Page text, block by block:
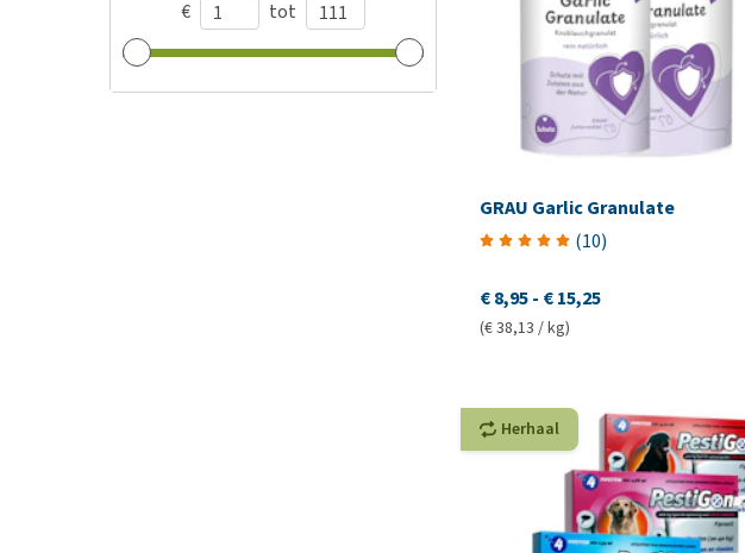
€ tot
GRAU Garlic Granulate
(10)
€ 8,95- € 15,25
(€ 38,13 / kg)
Herhaal